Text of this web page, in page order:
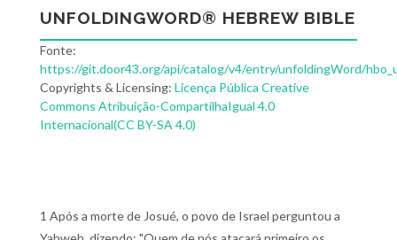
UNFOLDINGWORD® HEBREW BIBLE
Fonte:
https://git.door43.org/api/catalog/v4/entry/unfoldingWord/
Copyrights & Licensing: Licença Pública Creative
Commons Atribuição-CompartilhaIgual 4.0
Internacional(CC BY-SA 4.0)
1 Após a morte de Josué, o povo de Israel perguntou a